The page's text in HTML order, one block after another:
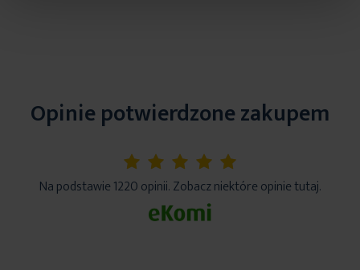
Opinie potwierdzone zakupem
5%
Na podstawie 1220 opinii. Zobacz niektóre opinie tutaj.